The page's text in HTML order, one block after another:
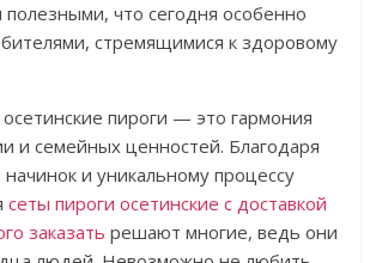
полезными, что сегодня особенно
стремящимися к здоровому
пироги — это гармония
и семейных ценностей. Благодаря
и уникальному процессу
сеты пироги осетинские с доставкой
заказать решают многие, ведь они